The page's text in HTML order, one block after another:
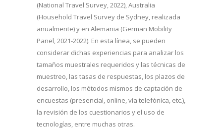
(National Travel Survey, 2022), Australia
(Household Travel Survey de Sydney, realizada
anualmente) y en Alemania (German Mobility
Panel, 2021-2022). En esta línea, se pueden
considerar dichas experiencias para analizar los
tamaños muestrales requeridos y las técnicas de
muestreo, las tasas de respuestas, los plazos de
desarrollo, los métodos mismos de captación de
encuestas (presencial, online, vía telefónica, etc.),
la revisión de los cuestionarios y el uso de
tecnologías, entre muchas otras.